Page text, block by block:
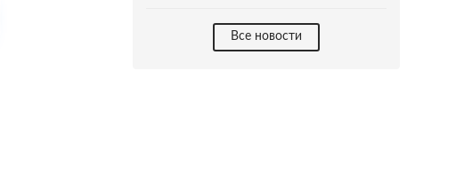
Все новости